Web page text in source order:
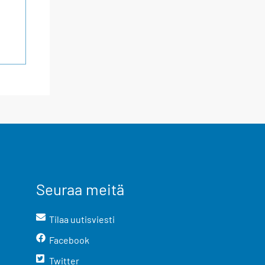
Seuraa meitä
Tilaa uutisviesti
Facebook
Twitter